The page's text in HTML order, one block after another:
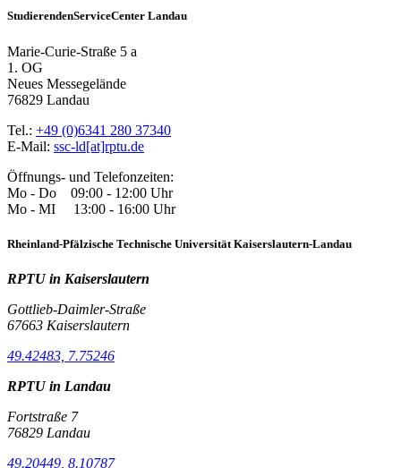
StudierendenServiceCenter Landau
Marie-Curie-Straße 5 a
1. OG
Neues Messegelände
76829 Landau
Tel.: +49 (0)6341 280 37340
E-Mail: ssc-ld[at]rptu.de
Öffnungs- und Telefonzeiten:
Mo - Do 09:00 - 12:00 Uhr
Mo - MI 13:00 - 16:00 Uhr
Rheinland-Pfälzische Technische Universität Kaiserslautern-Landau
RPTU in Kaiserslautern
Gottlieb-Daimler-Straße
67663 Kaiserslautern
49.42483, 7.75246
RPTU in Landau
Fortstraße 7
76829 Landau
49.20449, 8.10787